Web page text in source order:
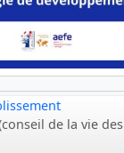
(conseil de la vie des